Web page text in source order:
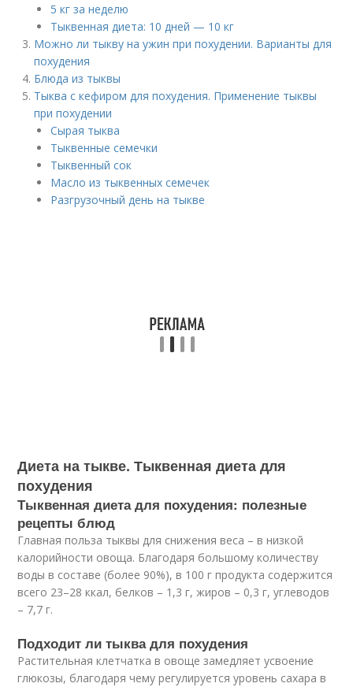
5 кг за неделю
Тыквенная диета: 10 дней — 10 кг
Можно ли тыкву на ужин при похудении. Варианты для
похудения
Блюда из тыквы
Тыква с кефиром для похудения. Применение тыквы
при похудении
Сырая тыква
Тыквенные семечки
Тыквенный сок
Масло из тыквенных семечек
Разгрузочный день на тыкве
Диета на тыкве. Тыквенная диета для
похудения
Тыквенная диета для похудения: полезные
рецепты блюд
Главная польза тыквы для снижения веса – в низкой
калорийности овоща. Благодаря большому количеству
воды в составе (более 90%), в 100 г продукта содержится
всего 23–28 ккал, белков – 1,3 г, жиров – 0,3 г, углеводов
– 7,7 г.
Подходит ли тыква для похудения
Растительная клетчатка в овоще замедляет усвоение
глюкозы, благодаря чему регулируется уровень сахара в